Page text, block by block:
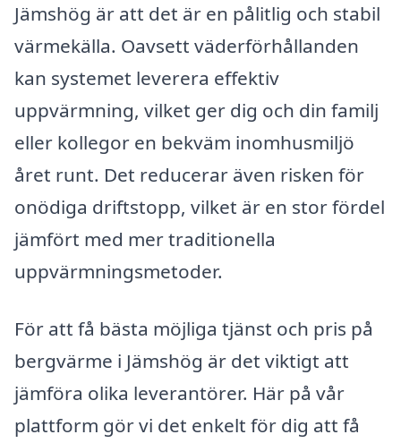
Jämshög är att det är en pålitlig och stabil
värmekälla. Oavsett väderförhållanden
kan systemet leverera effektiv
uppvärmning, vilket ger dig och din familj
eller kollegor en bekväm inomhusmiljö
året runt. Det reducerar även risken för
onödiga driftstopp, vilket är en stor fördel
jämfört med mer traditionella
uppvärmningsmetoder.
För att få bästa möjliga tjänst och pris på
bergvärme i Jämshög är det viktigt att
jämföra olika leverantörer. Här på vår
plattform gör vi det enkelt för dig att få